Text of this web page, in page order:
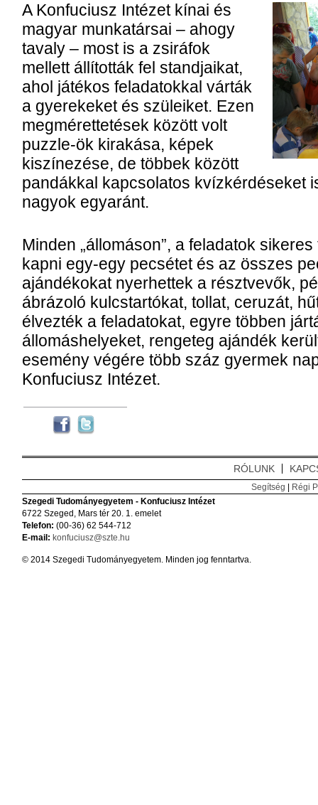
A Konfuciusz Intézet kínai és
magyar munkatársai – ahogy
tavaly – most is a zsiráfok
mellett állították fel standjaikat,
ahol játékos feladatokkal várták
a gyerekeket és szüleiket. Ezen
megmérettetések között volt
puzzle-ök kirakása, képek
kiszínezése, de többek között
pandákkal kapcsolatos kvízkérdéseket
nagyok egyaránt.
Minden „állomáson”, a feladatok
kapni egy-egy pecsétet és az összes
ajándékokat nyerhettek a résztvevők,
ábrázoló kulcstartókat, tollat, ceruzát,
élvezték a feladatokat, egyre többen
állomáshelyeket, rengeteg ajándék
esemény végére több száz gyermek
Konfuciusz Intézet.
RÓLUNK
Segítség | Régi
Szegedi Tudományegyetem - Konfuciusz Intézet
6722 Szeged, Mars tér 20. 1. emelet
Telefon: (00-36) 62 544-712
E-mail: konfuciusz@szte.hu
© 2014 Szegedi Tudományegyetem. Minden jog fenntartva.